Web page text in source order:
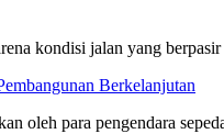
kondisi jalan yang
Berkelanjutan
oleh para pengendara